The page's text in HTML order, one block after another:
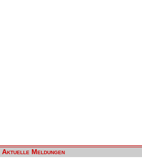
Aktuelle Meldungen